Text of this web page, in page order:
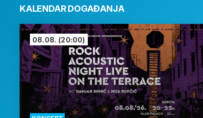
KALENDAR DOGAĐANJA
08.08. (20:00)